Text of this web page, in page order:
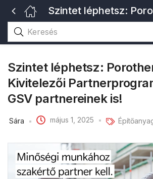
Szintet léphetsz:
Kivitelezői
GSV partnereinek is!
Sára május 1, 2025